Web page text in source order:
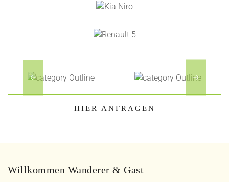
CAT. A
Renault
Versicherung
CAT. B
Renault 5
45,00 €
HIER ANFRAGEN
Willkommen Wanderer & Gast